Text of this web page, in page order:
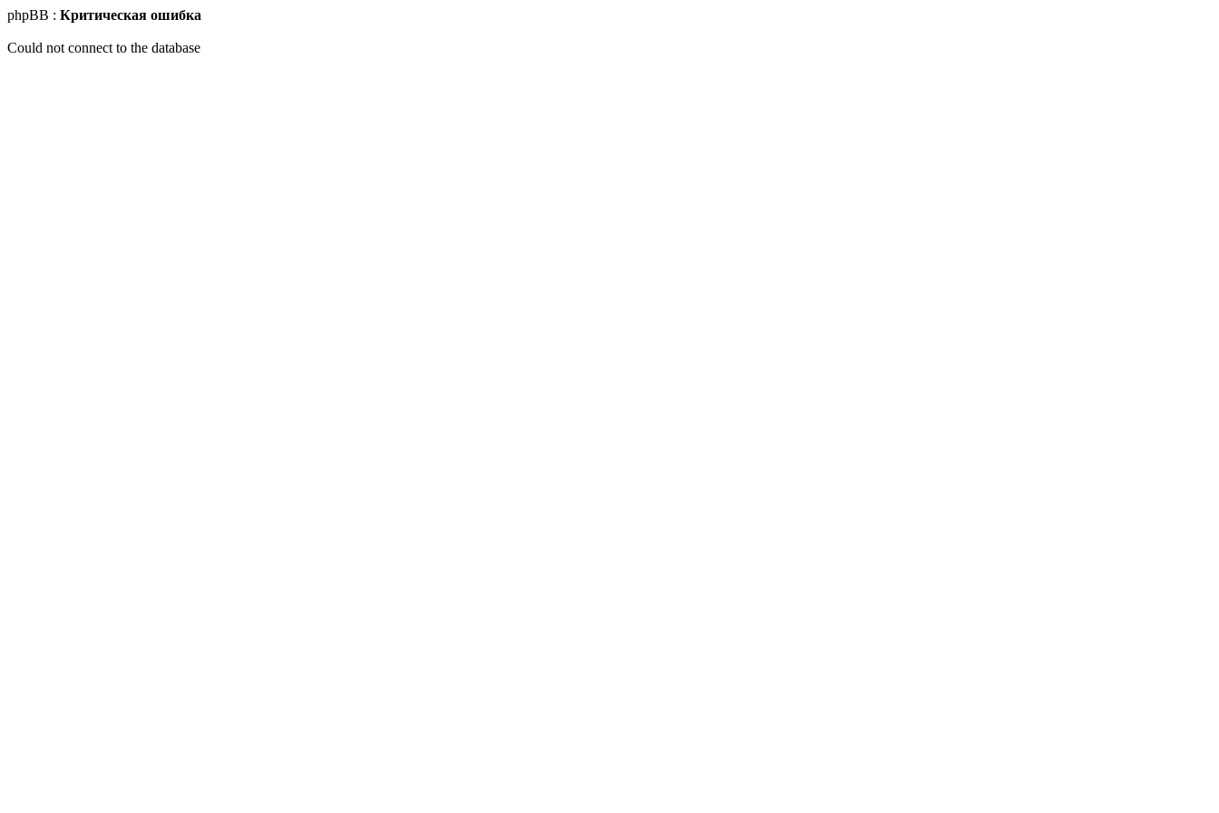
phpBB : Критическая ошибка
Could not connect to the database